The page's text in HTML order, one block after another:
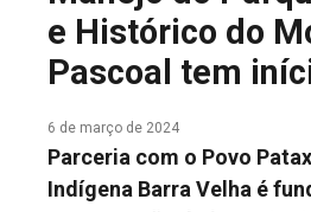
e Histórico do
Pascoal tem
6 de março de 2024
Parceria com o Povo
Indígena Barra Velha é